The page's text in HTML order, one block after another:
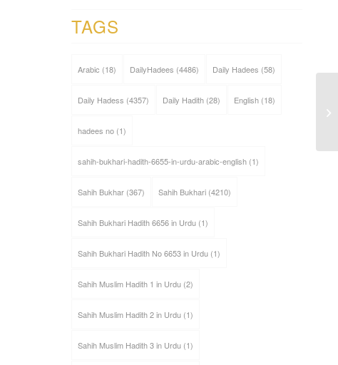
TAGS
Arabic (18) DailyHadees (4486) Daily Hadees (58)
Daily Hadess (4357) Daily Hadith(28) English(18)
hadees no(1)
sahih-bukhari-hadith-6655-in-urdu-arabic-english(1)
Sahih Bukhar(367) Sahih Bukhari(4210)
Sahih Bukhari Hadith 6656 in Urdu(1)
Sahih Bukhari Hadith No 6653 in Urdu(1)
Sahih Muslim Hadith 1 in Urdu(2)
Sahih Muslim Hadith 2 in Urdu(1)
Sahih Muslim Hadith 3 in Urdu(1)